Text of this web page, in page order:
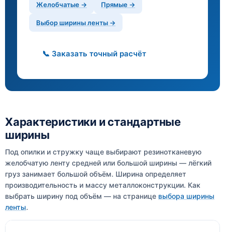
Желобчатые → Прямые →
Выбор ширины ленты →
📞 Заказать точный расчёт
Характеристики и стандартные
ширины
Под опилки и стружку чаще выбирают резинотканевую
желобчатую ленту средней или большой ширины — лёгкий
груз занимает большой объём. Ширина определяет
производительность и массу металлоконструкции. Как
выбрать ширину под объём — на странице выбора ширины
ленты.